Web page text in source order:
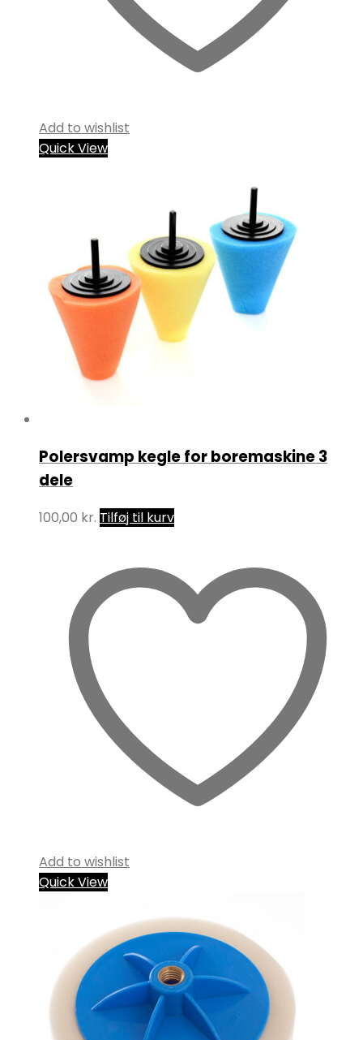
Add to wishlist
Quick View
Polersvamp kegle for boremaskine 3
dele
100,00 kr. Tilføj til kurv
Add to wishlist
Quick View